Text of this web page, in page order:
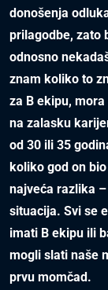
donošenja
prilagodbe, zato
odnosno
znam koliko to
za B ekipu,
na zalasku
od 30 ili 35
koliko god on
najveća razlika
situacija. Svi se
imati B ekipu ili
mogli slati naše
prvu momčad.